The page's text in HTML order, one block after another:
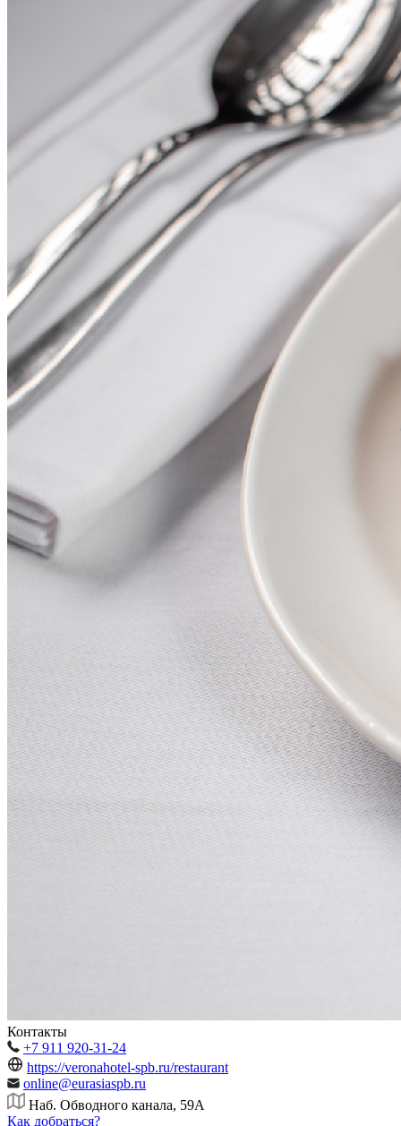
Контакты
+7 911 920-31-24
https://veronahotel-spb.ru/restaurant
online@eurasiaspb.ru
Наб. Обводного канала, 59А
Как добраться?